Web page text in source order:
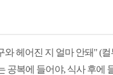
와 헤어진 지 얼마 안돼" (컬
공복에 들어야, 식사 후에